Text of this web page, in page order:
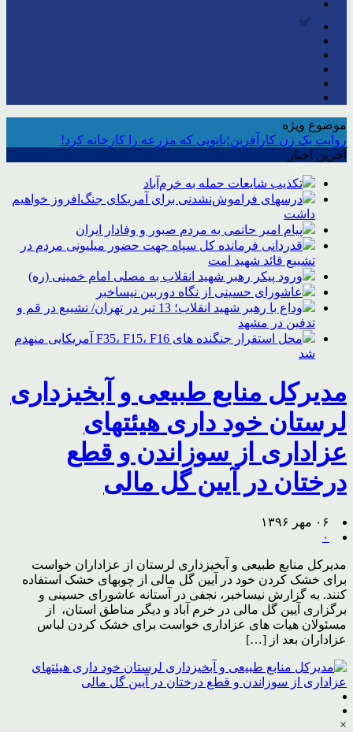
موضوع ویژه
روایت یک زن کارآفرین؛بانویی که مزرعه را کارخانه کرد!
آخرین اخبار
تکذیب شایعات حمله به خرم‌آباد
درسهای فراموش‌نشدنی برای آمریکای جنگ‌افروز خواهیم
داشت
پیام امیر حاتمی به مردم صبور و وفادار ایران
قدردانی فرمانده کل سپاه جهت حضور میلیونی مردم در
تشییع قائد شهید امت
ورود پیکر رهبر شهید انقلاب به مصلی امام خمینی (ره)
عاشورای حسینی از نگاه دوربین نیساخبر
وداع با رهبر شهید انقلاب؛ 13 تیر در تهران/ تشییع در قم و
تدفین در مشهد
محل استقرار جنگنده های F35، F15، F16 آمریکایی منهدم
شد
مدیرکل منابع طبیعی و آبخیزداری
لرستان خود داری هیئتهای
عزاداری از سوزاندن و قطع
درختان در آیین گل مالی
۰۶ مهر ۱۳۹۶
۰
مدیرکل منابع طبیعی و آبخیزداری لرستان از عزاداران خواست
برای خشک کردن خود در آیین گل مالی از چوبهای خشک استفاده
کنند. به گزارش نیساخبر، نجفی در آستانه عاشورای حسینی و
برگزاری آیین گل مالی در خرم آباد و دیگر مناطق استان، از
مسئولان هیات های عزاداری خواست برای خشک کردن لباس
عزاداران بعد از […]
×